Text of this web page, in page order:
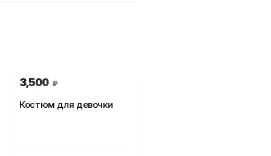
3,500 ₽
Костюм для девочки